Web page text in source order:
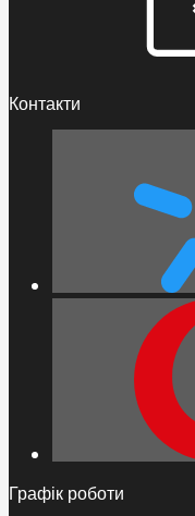
Контакти
Графік роботи